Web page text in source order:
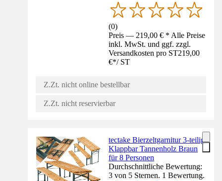
(0)
Preis — 219,00 € * Alle Preise
inkl. MwSt. und ggf. zzgl.
Versandkosten pro ST219,00
€*/ ST
Z.Zt. nicht online bestellbar
Z.Zt. nicht reservierbar
tectake Bierzeltgarnitur 3-teilig
Klappbar Tannenholz Braun
für 8 Personen
Durchschnittliche Bewertung:
3 von 5 Sternen. 1 Bewertung.